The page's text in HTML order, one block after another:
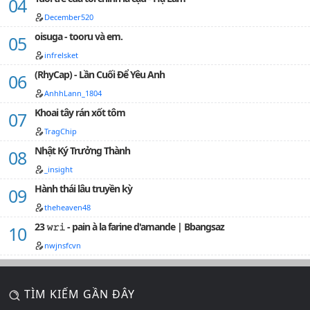
December520
oisuga - tooru và em.
infrelsket
(RhyCap) - Lần Cuối Để Yêu Anh
AnhhLann_1804
Khoai tây rán xốt tôm
TragChip
Nhật Ký Trưởng Thành
_insight
Hành thái lâu truyền kỳ
theheaven48
23 𝚠𝚛𝚒 - pain à la farine d'amande | Bbangsaz
nwjnsfcvn
TÌM KIẾM GẦN ĐÂY